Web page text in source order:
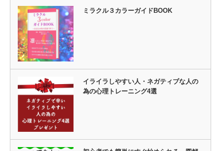
ミラクル３カラーガイドBOOK
イライラしやすい人・ネガティブな人の
為の心理トレーニング4選